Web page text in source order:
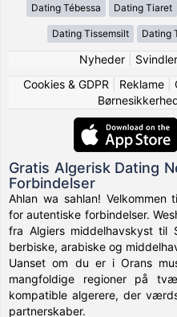
Dating Tébessa Dating Tiaret
Dating Tissemsilt Dating
Nyheder|
Cookies & GDPR
Reklame|
Gratis Algerisk Dating
Forbindelser
Ahlan wa sahlan!
for autentiske forbindelser.
fra Algiers middelhavskyst til
berbiske, arabiske og
Uanset om du er i Orans
mangfoldige regioner på
kompatible algerere, der
partnerskaber.